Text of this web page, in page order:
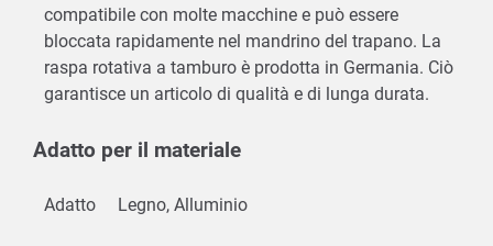
compatibile con molte macchine e può essere
bloccata rapidamente nel mandrino del trapano. La
raspa rotativa a tamburo è prodotta in Germania. Ciò
garantisce un articolo di qualità e di lunga durata.
Adatto per il materiale
Adatto Legno, Alluminio